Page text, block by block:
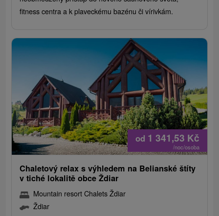
fitness centra a k plaveckému bazénu či vírivkám.
od 1 341,53 Kč
/noc/osoba
Chaletový relax s výhledem na Belianské štíty
v tiché lokalitě obce Ždiar
Mountain resort Chalets Ždiar
Ždiar